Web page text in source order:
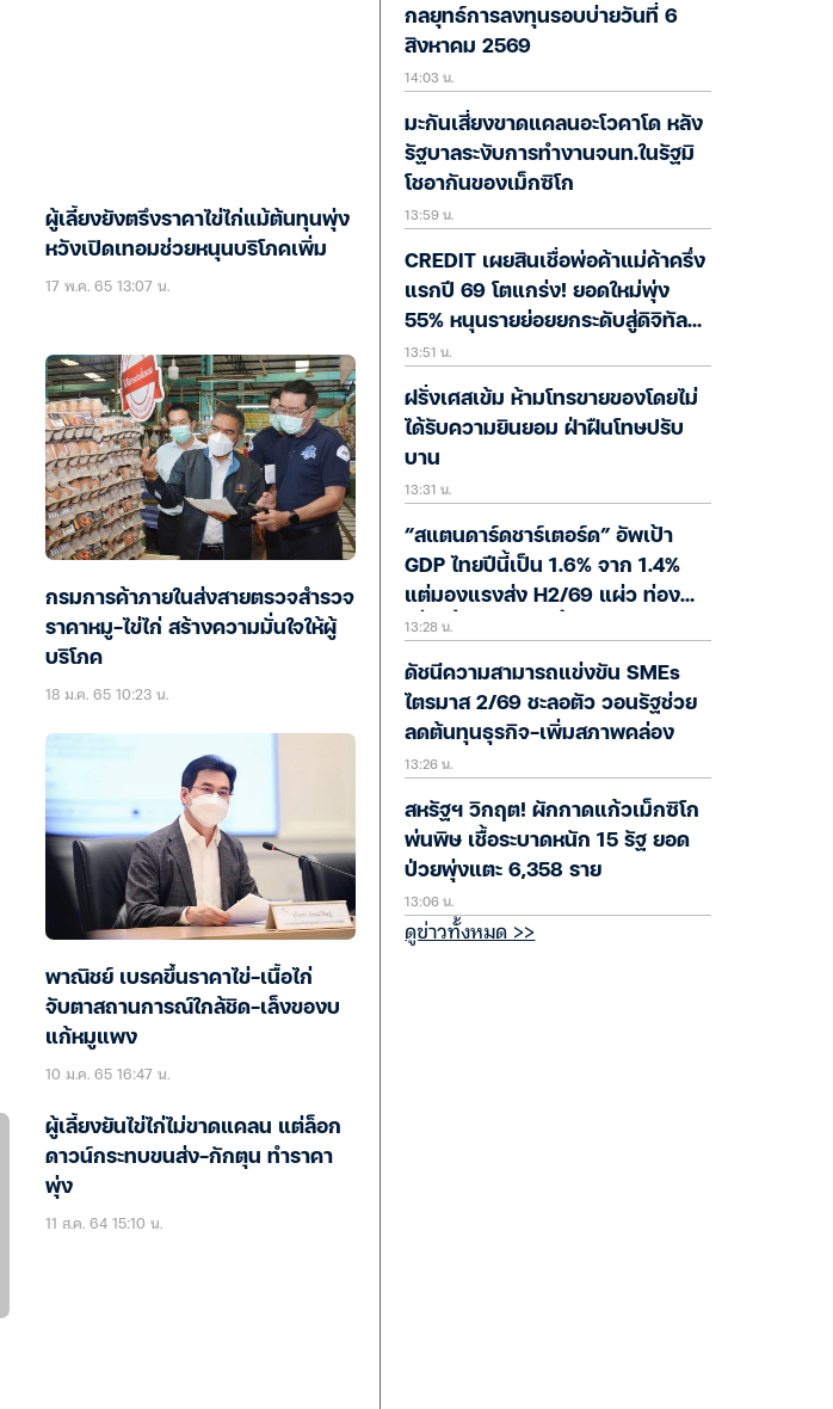
ผู้เลี้ยงยังตรึงราคาไข่ไก่แม้ต้นทุนพุ่ง
หวังเปิดเทอมช่วยหนุนบริโภคเพิ่ม
17 พ.ค. 65 13:07 น.
กรมการค้าภายในส่งสายตรวจสำรวจ
ราคาหมู-ไข่ไก่ สร้างความมั่นใจให้ผู้
บริโภค
18 ม.ค. 65 10:23 น.
พาณิชย์ เบรคขึ้นราคาไข่-เนื้อไก่
จับตาสถานการณ์ใกล้ชิด-เล็งของบ
แก้หมูแพง
10 ม.ค. 65 16:47 น.
ผู้เลี้ยงยันไข่ไก่ไม่ขาดแคลน แต่ล็อก
ดาวน์กระทบขนส่ง-กักตุน ทำราคา
พุ่ง
11 ส.ค. 64 15:10 น.
กลยุทธ์การลงทุนรอบบ่ายวันที่ 6
สิงหาคม 2569
14:03 น.
มะกันเสี่ยงขาดแคลนอะโวคาโด หลัง
รัฐบาลระงับการทำงานจนท.ในรัฐมิ
โชอากันของเม็กซิโก
13:59 น.
CREDIT เผยสินเชื่อพ่อค้าแม่ค้าครึ่ง
แรกปี 69 โตแกร่ง! ยอดใหม่พุ่ง
55% หนุนรายย่อยยกระดับสู่ดิจิทัล
เต็มรูปแบบ
13:51 น.
ฝรั่งเศสเข้ม ห้ามโทรขายของโดยไม่
ได้รับความยินยอม ฝ่าฝืนโทษปรับ
บาน
13:31 น.
“สแตนดาร์ดชาร์เตอร์ด” อัพเป้า
GDP ไทยปีนี้เป็น 1.6% จาก 1.4%
แต่มองแรงส่ง H2/69 แผ่ว ท่อง
เที่ยวฟื้นช้า-กำลังซื้อซบ
13:28 น.
ดัชนีความสามารถแข่งขัน SMEs
ไตรมาส 2/69 ชะลอตัว วอนรัฐช่วย
ลดต้นทุนธุรกิจ-เพิ่มสภาพคล่อง
13:26 น.
สหรัฐฯ วิกฤต! ผักกาดแก้วเม็กซิโก
พ่นพิษ เชื้อระบาดหนัก 15 รัฐ ยอด
ป่วยพุ่งแตะ 6,358 ราย
13:06 น.
ดูข่าวทั้งหมด >>